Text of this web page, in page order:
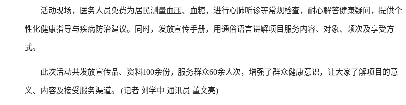
活动现场，医务人员免费为居民测量血压、血糖，进行心肺听诊等常规检查，耐心解答健康疑问，提供个
性化健康指导与疾病防治建议。同时，发放宣传手册，用通俗语言讲解项目服务内容、对象、频次及享受方
式。
此次活动共发放宣传品、资料100余份，服务群众60余人次，增强了群众健康意识，让大家了解项目的意
义、内容及接受服务渠道。 (记者 刘学中 通讯员 董文亮)